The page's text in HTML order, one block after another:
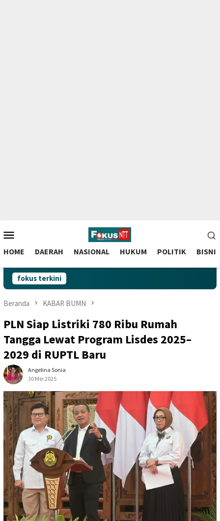
to
contentMobile
HOME DAERAH NASIONAL HUKUM POLITIK BISNIS
fokus terkini
Beranda KABAR BUMN
PLN Siap Listriki 780 Ribu Rumah
Tangga Lewat Program Lisdes 2025–
2029 di RUPTL Baru
Angelina Sonia
30 Mei 2025